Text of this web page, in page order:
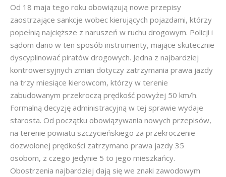
Od 18 maja tego roku obowiązują nowe przepisy
zaostrzające sankcje wobec kierujących pojazdami, którzy
popełnią najcięższe z naruszeń w ruchu drogowym. Policji i
sądom dano w ten sposób instrumenty, mające skutecznie
dyscyplinować piratów drogowych. Jedna z najbardziej
kontrowersyjnych zmian dotyczy zatrzymania prawa jazdy
na trzy miesiące kierowcom, którzy w terenie
zabudowanym przekroczą prędkość powyżej 50 km/h.
Formalną decyzję administracyjną w tej sprawie wydaje
starosta. Od początku obowiązywania nowych przepisów,
na terenie powiatu szczycieńskiego za przekroczenie
dozwolonej prędkości zatrzymano prawa jazdy 35
osobom, z czego jedynie 5 to jego mieszkańcy.
Obostrzenia najbardziej dają się we znaki zawodowym